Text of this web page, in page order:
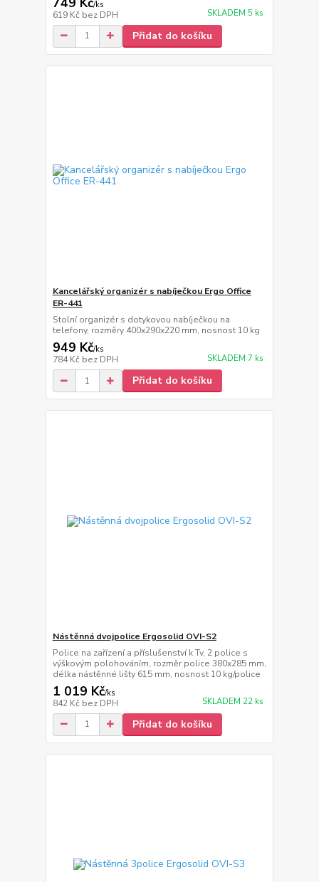
/ks
619 Kč bez DPH SKLADEM 5 ks
Přidat do košíku
Kancelářský organizér s nabíječkou Ergo Office
ER-441
Stolní organizér s dotykovou nabíječkou na
telefony, rozměry 400x290x220 mm, nosnost 10 kg
949 Kč/ks
784 Kč bez DPH SKLADEM 7 ks
Přidat do košíku
Nástěnná dvojpolice Ergosolid OVI-S2
Police na zařízení a příslušenství k Tv, 2 police s
výškovým polohováním, rozměr police 380x285 mm,
délka nástěnné lišty 615 mm, nosnost 10 kg/police
1 019 Kč/ks
842 Kč bez DPH SKLADEM 22 ks
Přidat do košíku